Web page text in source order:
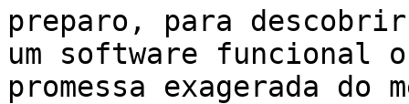
preparo, para
um software funcional
promessa exagerada do